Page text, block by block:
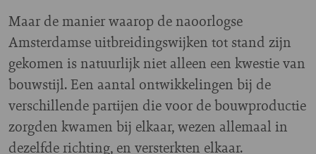
Maar de manier waarop de naoorlogse
Amsterdamse uitbreidingswijken tot stand zijn
gekomen is natuurlijk niet alleen een kwestie van
bouwstijl. Een aantal ontwikkelingen bij de
verschillende partijen die voor de bouwproductie
zorgden kwamen bij elkaar, wezen allemaal in
dezelfde richting, en versterkten elkaar.